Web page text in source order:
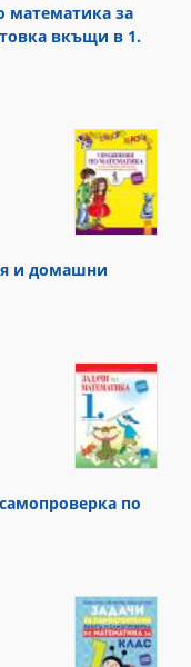
математика за
вкъщи в 1.
и домашни
по